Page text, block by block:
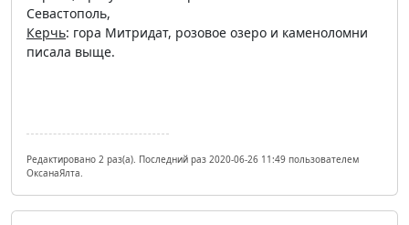
Севастополь,
Керчь: гора Митридат, розовое озеро и каменоломни
писала выще.
Редактировано 2 раз(а). Последний раз 2020-06-26 11:49 пользователем
ОксанаЯлта.